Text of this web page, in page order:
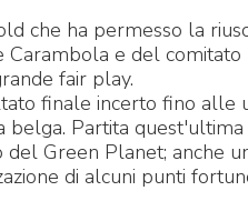
che ha permesso la
Carambola e del
fair play.
finale incerto fino alle
Partita
Green Planet; anche
di alcuni punti